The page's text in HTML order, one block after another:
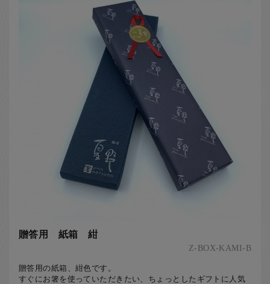
贈答用 紙箱 紺
Z-BOX-KAMI-B
贈答用の紙箱、紺色です。
すぐにお箸を使っていただきたい、ちょっとしたギフトに人気